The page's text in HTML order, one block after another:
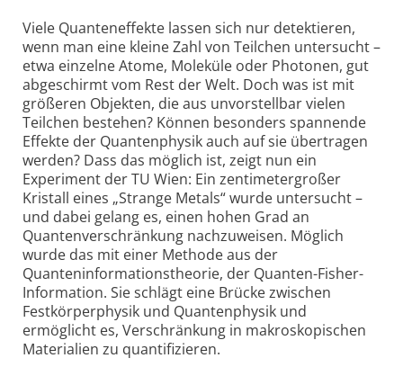
Viele Quanteneffekte lassen sich nur detektieren,
wenn man eine kleine Zahl von Teilchen un­ter­sucht –
etwa einzelne Atome, Moleküle oder Photonen, gut
abgeschirmt vom Rest der Welt. Doch was ist mit
größeren Objekten, die aus unvorstellbar vielen
Teilchen bestehen? Können besonders spannende
Effekte der Quantenphysik auch auf sie übertragen
werden? Dass das möglich ist, zeigt nun ein
Experiment der TU Wien: Ein zentimetergroßer
Kristall eines „Strange Metals“ wurde untersucht –
und dabei gelang es, einen hohen Grad an
Quantenverschränkung nachzuweisen. Möglich
wurde das mit einer Methode aus der
Quanteninformationstheorie, der Quanten-Fisher-
Infor­ma­tion. Sie schlägt eine Brücke zwischen
Festkörperphysik und Quantenphysik und
ermöglicht es, Verschränkung in makroskopischen
Materialien zu quantifizieren.